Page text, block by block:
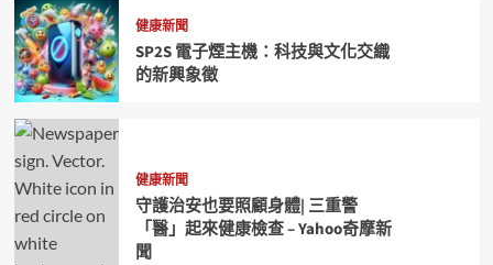
健康新聞
SP2S 電子煙主機：科技與文化交織
的新興象徵
健康新聞
守護治安也要照顧身體| 三重警
「醫」起來健康檢查 – Yahoo奇摩新
聞